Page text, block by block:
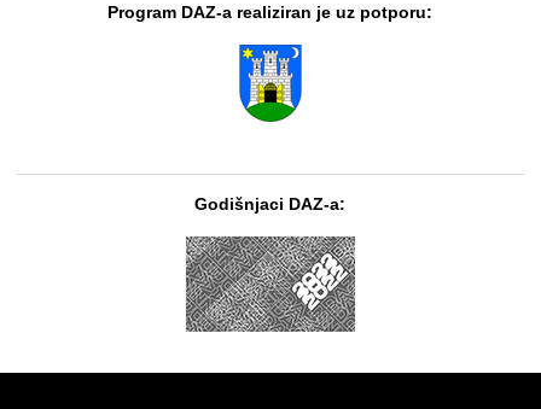
Program DAZ-a realiziran je uz potporu:
Godišnjaci DAZ-a: